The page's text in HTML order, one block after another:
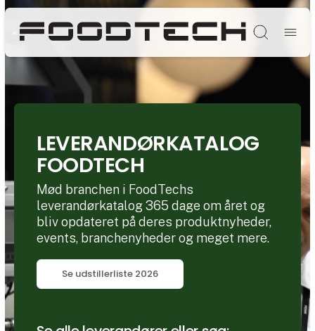
Søg
LEVERANDØRKATALOG
FOODTECH
Mød branchen i FoodTechs
leverandørkatalog 365 dage om året og
bliv opdateret på deres produktnyheder,
events, branchenyheder og meget mere.
Se udstillerliste 2026